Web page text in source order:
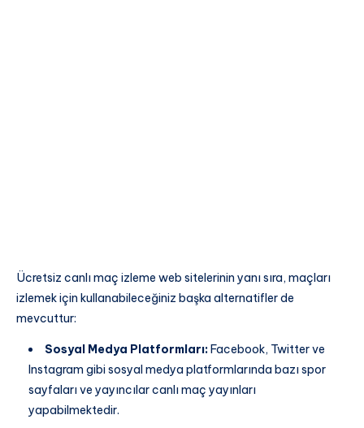
Ücretsiz canlı maç izleme web sitelerinin yanı sıra, maçları
izlemek için kullanabileceğiniz başka alternatifler de
mevcuttur:
Sosyal Medya Platformları:Facebook, Twitter ve
Instagram gibi sosyal medya platformlarında bazı spor
sayfaları ve yayıncılar canlı maç yayınları
yapabilmektedir.